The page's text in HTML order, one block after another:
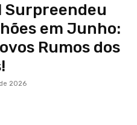
Surpreendeu
em Junho:
Rumos dos
2026